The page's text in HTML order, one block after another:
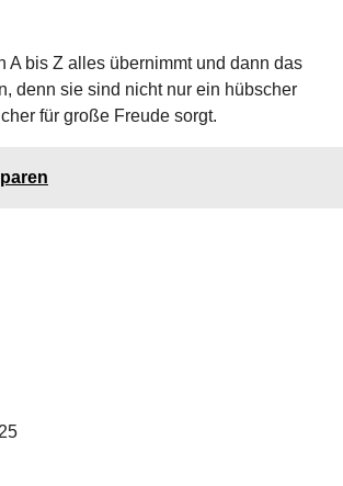
A bis Z alles übernimmt und dann das
denn sie sind nicht nur ein hübscher
für große Freude sorgt.